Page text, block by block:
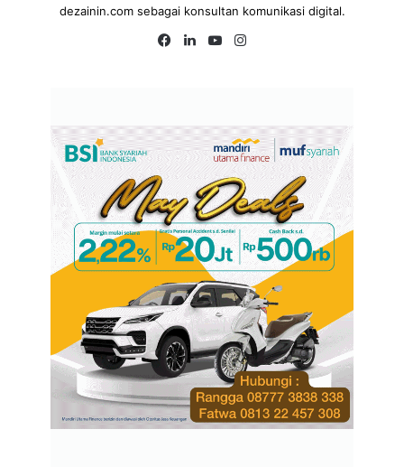
dezainin.com sebagai konsultan komunikasi digital.
Fa
Lin
Yo